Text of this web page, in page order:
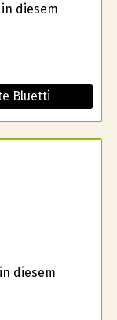
diesem
Bluetti
diesem